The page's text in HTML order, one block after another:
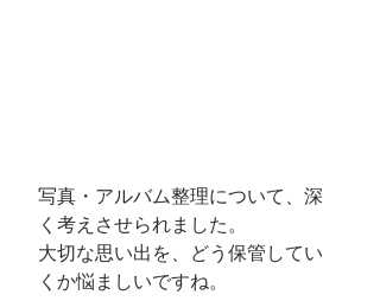
写真・アルバム整理について、深
く考えさせられました。
大切な思い出を、どう保管してい
くか悩ましいですね。